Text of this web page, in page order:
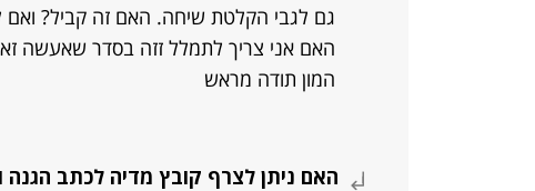
גם לגבי הקלטת שיחה. האם זה קביל? ואם
האם אני צריך לתמלל זזה בסדר שאעשה
המון תודה מראש
האם ניתן לצרף קובץ מדיה לכתב הגנה